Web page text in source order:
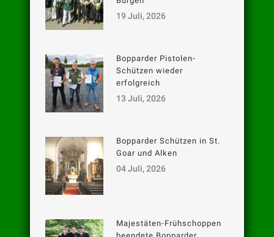
19 Juli, 2026
Bopparder Pistolen-
Schützen wieder
erfolgreich
13 Juli, 2026
Bopparder Schützen in St.
Goar und Alken
04 Juli, 2026
Majestäten-Frühschoppen